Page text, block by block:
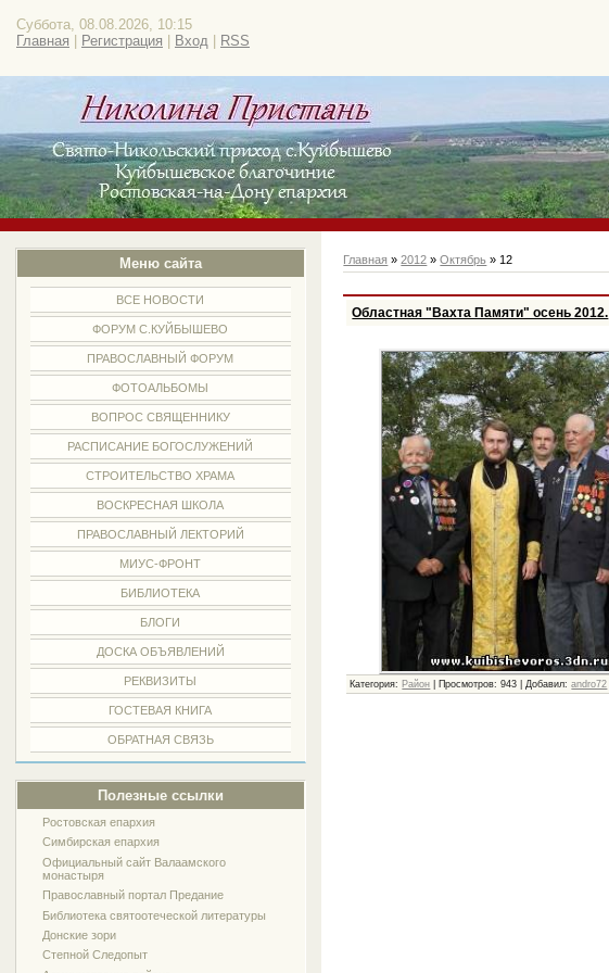
Суббота, 08.08.2026, 10:15
Главная
Регистрация Вход RSS
Меню сайта
ВСЕ НОВОСТИ
ФОРУМ С.КУЙБЫШЕВО
ПРАВОСЛАВНЫЙ ФОРУМ
ФОТОАЛЬБОМЫ
ВОПРОС СВЯЩЕННИКУ
РАСПИСАНИЕ БОГОСЛУЖЕНИЙ
СТРОИТЕЛЬСТВО ХРАМА
ВОСКРЕСНАЯ ШКОЛА
ПРАВОСЛАВНЫЙ ЛЕКТОРИЙ
МИУС-ФРОНТ
БИБЛИОТЕКА
БЛОГИ
ДОСКА ОБЪЯВЛЕНИЙ
РЕКВИЗИТЫ
ГОСТЕВАЯ КНИГА
ОБРАТНАЯ СВЯЗЬ
Полезные ссылки
Ростовская епархия
Симбирская епархия
Официальный сайт Валаамского
монастыря
Православный портал Предание
Библиотека святоотеческой литературы
Донские зори
Степной Следопыт
Главная »2012 » Октябрь » 12
Областная "Вахта Памяти" осень 2012.
Категория: Район | Просмотров: 943 | Добавил:andro72